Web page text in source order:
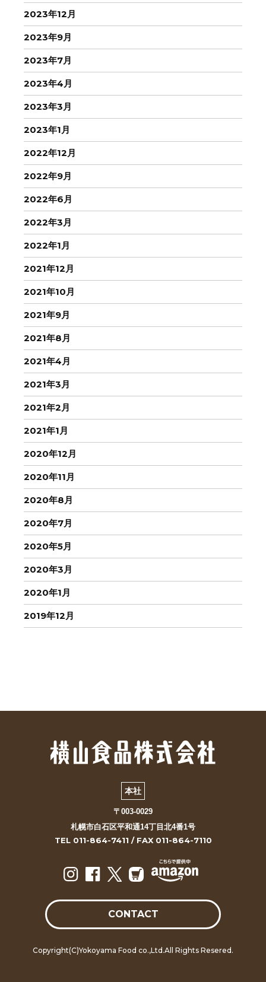
2023年12月
2023年9月
2023年7月
2023年4月
2023年3月
2023年1月
2022年12月
2022年9月
2022年6月
2022年3月
2022年1月
2021年12月
2021年10月
2021年9月
2021年8月
2021年4月
2021年3月
2021年2月
2021年1月
2020年12月
2020年11月
2020年8月
2020年7月
2020年5月
2020年3月
2020年1月
2019年12月
本社
〒003-0029
札幌市白石区平和通14丁目北4番1号
TEL 011-864-7411 / FAX 011-864-7110
CONTACT
Copyright(C)Yokoyama Food co.,Ltd.All Rights Resered.